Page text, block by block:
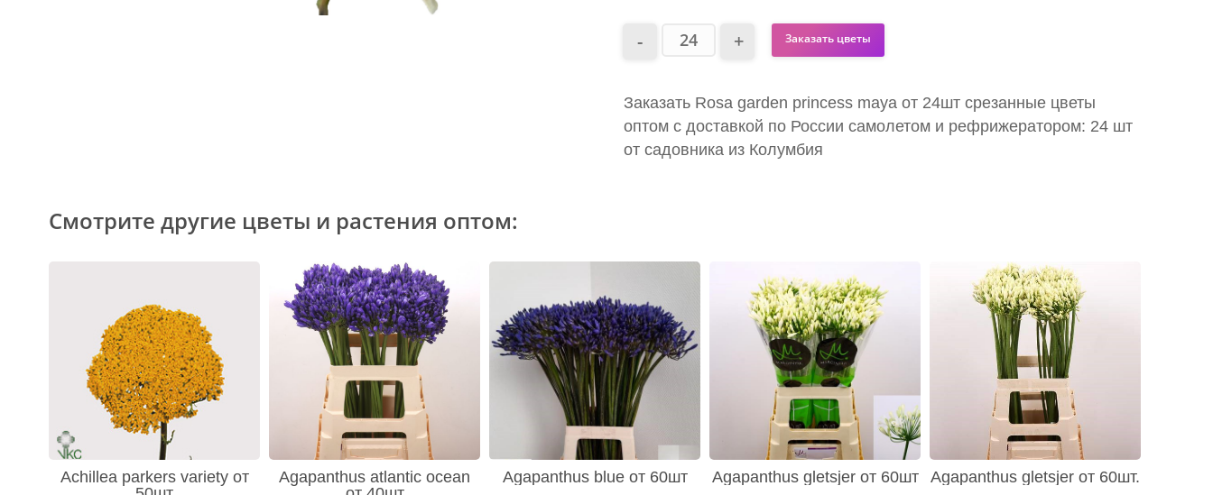
Заказать цветы
Заказать Rosa garden princess maya от 24шт срезанные цветы
оптом с доставкой по России самолетом и рефрижератором: 24 шт
от садовника из Колумбия
Смотрите другие цветы и растения оптом:
Achillea parkers variety от
Agapanthus atlantic ocean
Agapanthus blue от 60шт Agapanthus gletsjer от 60шт Agapanthus gletsjer от 60шт.